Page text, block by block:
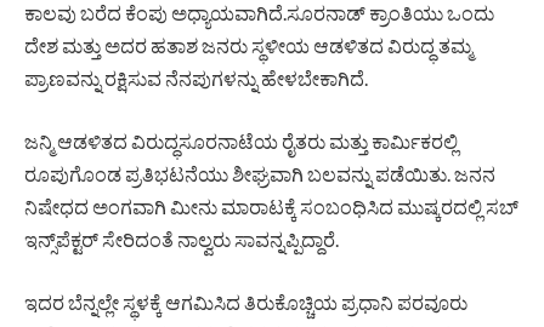
ಕಾಲವು ಬರೆದ ಕೆಂಪು ಅಧ್ಯಾಯವಾಗಿದೆ.ಸೂರನಾಡ್ ಕ್ರಾಂತಿಯು ಒಂದು
ದೇಶ ಮತ್ತು ಅದರ ಹತಾಶ ಜನರು ಸ್ಥಳೀಯ ಆಡಳಿತದ ವಿರುದ್ಧ ತಮ್ಮ
ಪ್ರಾಣವನ್ನು ರಕ್ಷಿಸುವ ನೆನಪುಗಳನ್ನು ಹೇಳಬೇಕಾಗಿದೆ.
ಜನ್ಮಿ ಆಡಳಿತದ ವಿರುದ್ಧಸೂರನಾಟೆಯ ರೈತರು ಮತ್ತು ಕಾರ್ಮಿಕರಲ್ಲಿ
ರೂಪುಗೊಂಡ ಪ್ರತಿಭಟನೆಯು ಶೀಘ್ರವಾಗಿ ಬಲವನ್ನು ಪಡೆಯಿತು. ಜನನ
ನಿಷೇಧದ ಅಂಗವಾಗಿ ಮೀನು ಮಾರಾಟಕ್ಕೆ ಸಂಬಂಧಿಸಿದ ಮುಷ್ಕರದಲ್ಲಿ ಸಬ್
ಇನ್ಸ್‌ಪೆಕ್ಟರ್ ಸೇರಿದಂತೆ ನಾಲ್ವರು ಸಾವನ್ನಪ್ಪಿದ್ದಾರೆ.
ಇದರ ಬೆನ್ನಲ್ಲೇ ಸ್ಥಳಕ್ಕೆ ಆಗಮಿಸಿದ ತಿರುಕೊಚ್ಚಿಯ ಪ್ರಧಾನಿ ಪರವೂರು